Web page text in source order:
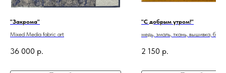
"Закрома"
Mixed Media fabric art
36 000 р.
"С добрым утром!"
медь, эмаль, ткань, вышивка,
2 150 р.